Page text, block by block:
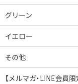
グリーン
イエロー
その他
【メルマガ・LINE会員